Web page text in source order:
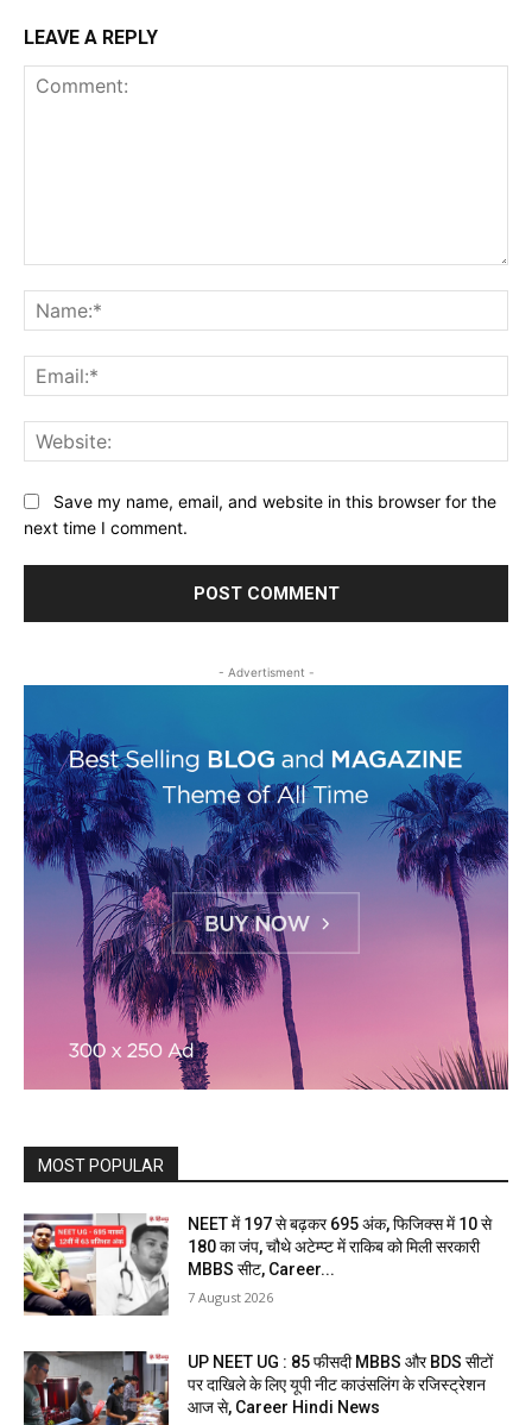
LEAVE A REPLY
Save my name, email, and website in this browser for the
next time I comment.
- Advertisment -
MOST POPULAR
NEET में 197 से बढ़कर 695 अंक, फिजिक्स में 10 से
180 का जंप, चौथे अटेम्प्ट में राकिब को मिली सरकारी
MBBS सीट, Career...
7 August 2026
UP NEET UG : 85 फीसदी MBBS और BDS सीटों
पर दाखिले के लिए यूपी नीट काउंसलिंग के रजिस्ट्रेशन
आज से, Career Hindi News